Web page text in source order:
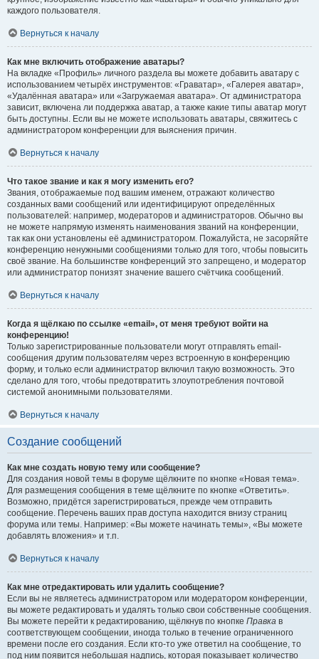
каждого пользователя.
Вернуться к началу
Как мне включить отображение аватары?
На вкладке «Профиль» личного раздела вы можете добавить аватару с
использованием четырёх инструментов: «Граватар», «Галерея аватар»,
«Удалённая аватара» или «Загружаемая аватара». От администратора
зависит, включена ли поддержка аватар, а также какие типы аватар могут
быть доступны. Если вы не можете использовать аватары, свяжитесь с
администратором конференции для выяснения причин.
Вернуться к началу
Что такое звание и как я могу изменить его?
Звания, отображаемые под вашим именем, отражают количество
созданных вами сообщений или идентифицируют определённых
пользователей: например, модераторов и администраторов. Обычно вы
не можете напрямую изменять наименования званий на конференции,
так как они установлены её администратором. Пожалуйста, не засоряйте
конференцию ненужными сообщениями только для того, чтобы повысить
своё звание. На большинстве конференций это запрещено, и модератор
или администратор понизят значение вашего счётчика сообщений.
Вернуться к началу
Когда я щёлкаю по ссылке «email», от меня требуют войти на
конференцию!
Только зарегистрированные пользователи могут отправлять email-
сообщения другим пользователям через встроенную в конференцию
форму, и только если администратор включил такую возможность. Это
сделано для того, чтобы предотвратить злоупотребления почтовой
системой анонимными пользователями.
Вернуться к началу
Создание сообщений
Как мне создать новую тему или сообщение?
Для создания новой темы в форуме щёлкните по кнопке «Новая тема».
Для размещения сообщения в теме щёлкните по кнопке «Ответить».
Возможно, придётся зарегистрироваться, прежде чем отправить
сообщение. Перечень ваших прав доступа находится внизу страниц
форума или темы. Например: «Вы можете начинать темы», «Вы можете
добавлять вложения» и т.п.
Вернуться к началу
Как мне отредактировать или удалить сообщение?
Если вы не являетесь администратором или модератором конференции,
вы можете редактировать и удалять только свои собственные сообщения.
Вы можете перейти к редактированию, щёлкнув по кнопке Правка в
соответствующем сообщении, иногда только в течение ограниченного
времени после его создания. Если кто-то уже ответил на сообщение, то
под ним появится небольшая надпись, которая показывает количество